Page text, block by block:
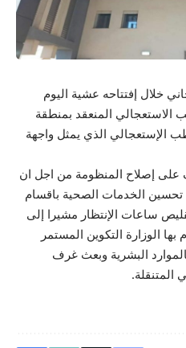
خلال إفتتاحه عشية اليوم
أشغال المؤتمر 24 للطب الاستعجالي المنعقد بمنطقة
الإستعجالي الذي يمثل واجهة
على إصلاح المنظومة من اجل ان
الخدمات الصحية باقسام
ساعات الإنتظار مشيرا إلى
الوزارة التكوين المستمر
البشرية وبعث غرف
المتنقلة.